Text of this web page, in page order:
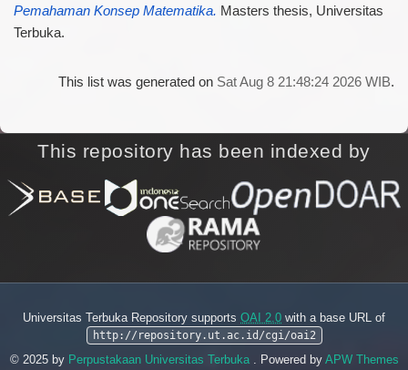
Pemahaman Konsep Matematika. Masters thesis, Universitas
Terbuka.
This list was generated on Sat Aug 8 21:48:24 2026 WIB.
This repository has been indexed by
Universitas Terbuka Repository supports OAI 2.0 with a base URL of
http://repository.ut.ac.id/cgi/oai2
© 2025 by Perpustakaan Universitas Terbuka . Powered by APW Themes